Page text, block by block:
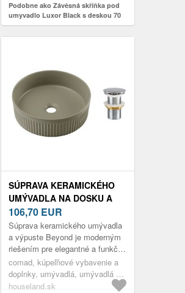
Podobne ako Závěsná skříňka pod
umyvadlo Luxor Black s deskou 70
cm dub olejovaný/černá
SÚPRAVA KERAMICKÉHO
UMÝVADLA NA DOSKU A
VÝPUSTE BEYOND 2
OLIVOVÁ ZELENÁ
106,70 EUR
Súprava keramického umývadla
a výpuste Beyond je moderným
riešením pre elegantné a funkčné
kúpeľne. Táto štýlová súprava
obsahuje okrúhle keramické...
comad, kúpeľňové vybavenie a
doplnky, umývadlá, umývadlá na
dosku
houseland.sk